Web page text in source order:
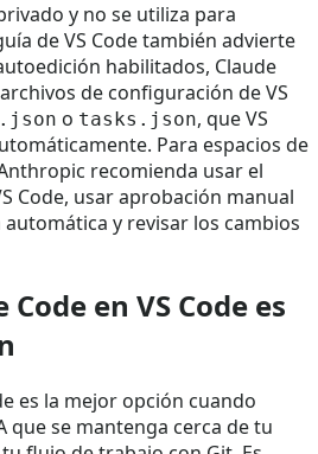
y no se utiliza para
de VS Code también advierte
habilitados, Claude
de configuración de VS
o tasks.json, que VS
Para espacios de
recomienda usar el
Code, usar aprobación manual
y revisar los cambios
en VS Code es
es la mejor opción cuando
que se mantenga cerca de tu